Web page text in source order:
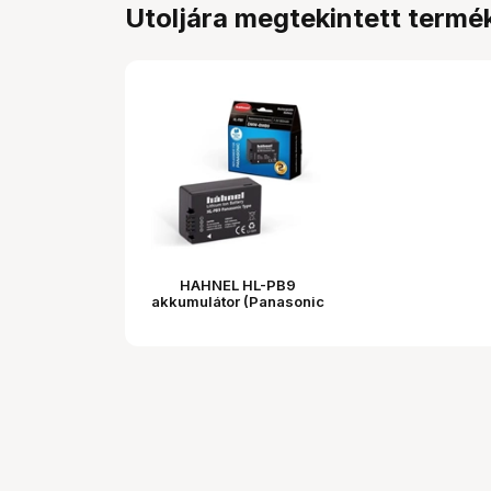
Utoljára megtekintett
HAHNEL HL-PB9
akkumulátor (Panasonic